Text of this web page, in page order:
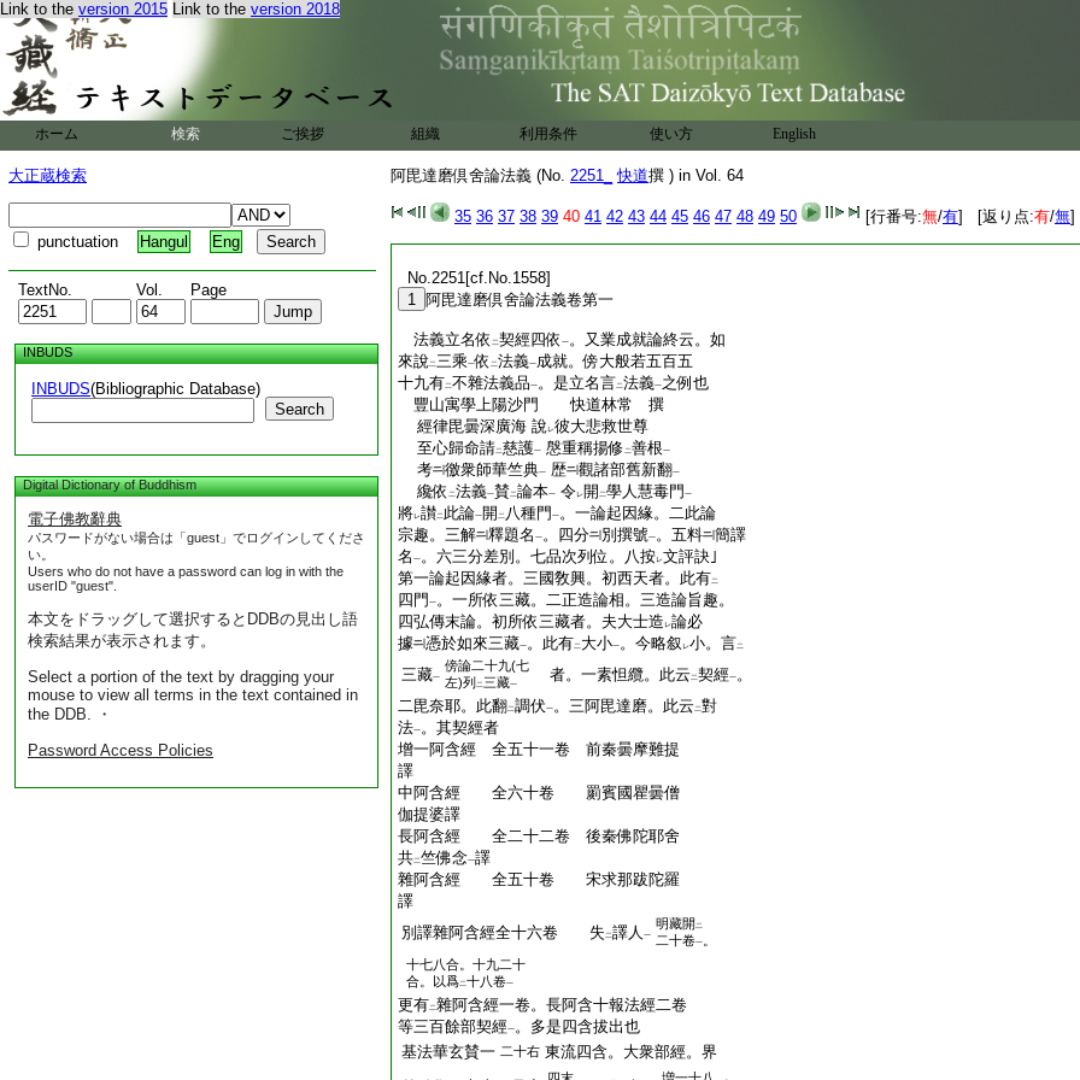
Link to the version 2015 Link to the version 2018
ホーム 検索 ご挨拶 組織 利用条件 使い方 English
大正蔵検索
punctuation Hangul Eng
TextNo. Vol. Page
INBUDS
INBUDS(Bibliographic Database)
Search
Digital Dictionary of Buddhism
電子佛教辭典
パスワードがない場合は「guest」でログインしてくださ
い。
Users who do not have a password can log in with the
userID "guest".
本文をドラッグして選択するとDDBの見出し語
検索結果が表示されます。
Select a portion of the text by dragging your
mouse to view all terms in the text contained in
the DDB. ・
Password Access Policies
阿毘達磨倶舍論法義 (No. 2251_ 快道撰 ) in Vol. 64
35 36 37 38 39 40 41 42 43 44 45 46 47 48 49 50 [行番号:無/有] [返り点:有/無]
No.2251[cf.No.1558]
1 阿毘達磨倶舍論法義卷第一
法義立名依 二契經四依 一。又業成就論終云。如
來說二三乘一依 二法義一成就。傍大般若五百五
十九有二不雜法義品一。是立名言二法義一之例也
豐山寓學上陽沙門 快道林常 撰
經律毘曇深廣海 說レ彼大悲救世尊
至心歸命請二慈護一 慇重稱揚修 二善根一
考 徼衆師華竺典一 歴 觀諸部舊新翻一
纔依 二法義一賛二論本一 令レ開 二學人慧毒門 一
將レ讃二 此論一開 二 八種門 一。一論起因緣。二此論
宗趣。三解
釋題名 一。四分 別撰號一。五料
簡譯
名 一。六三分差別。七品次列位。八按レ文評訣｣
第一論起因緣者。三國敎興。初西天者。此有二
四門 一。一所依三藏。二正造論相。三造論旨趣。
四弘傳末論。初所依三藏者。夫大士造 レ論必
據
憑於如來三藏一。此有二 大小一。今略叙 レ小。言二
三藏一
傍論二十九(七
左)列 二 三藏一
者。一素怛纜。此云 二契經一。
二毘奈耶。此翻二調伏一。三阿毘達磨。此云 二對
法一。其契經者
增一阿含經 全五十一卷 前秦曇摩難提
譯
中阿含經 全六十卷 罽賓國瞿曇僧
伽提婆譯
長阿含經 全二十二卷 後秦佛陀耶舍
共二竺佛念一譯
雜阿含經 全五十卷 宋求那跋陀羅
譯
別譯雜阿含經全十六卷 失 二譯人 一
明藏開 二
二十卷一 。
十七八合。十九二十
合。以爲二十八卷一
更有二雜阿含經一卷。長阿含十報法經二卷
等三百餘部契經一。多是四含拔出也
基法華玄賛一 二十右 東流四含。大衆部經。界